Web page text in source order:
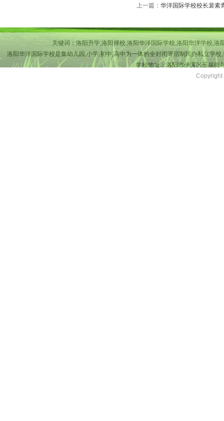
上一篇： 华洋国际学校校长裴素
关键词：洛阳升学,洛阳择校,洛阳华洋国际学校,洛阳华洋学校,
洛阳华洋国际学校是集幼儿园,小学,初中,高中为一体的全封闭寄宿制民办私立学
学校地址：洛阳市伊滨区玉泉街
Copyright